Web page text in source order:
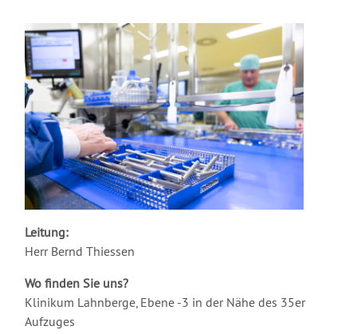
Leitung:
Herr Bernd Thiessen
Wo finden Sie uns?
Klinikum Lahnberge, Ebene -3 in der Nähe des 35er
Aufzuges